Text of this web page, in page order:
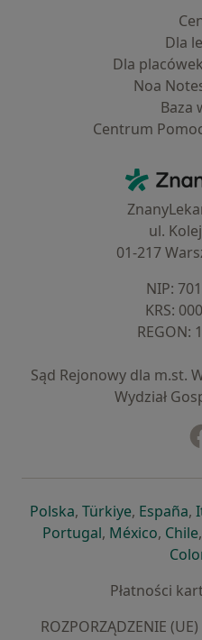
Dla
Dla
Noa
Baza
Centrum
ul.
01-217
NIP:
KRS:
REGON:
Sąd Rejonowy dla m.st.
Wydział
Polskaotwiera się w
, Türkiyeotwiera
, España,
Portugalotwiera się w
, México, Chile,
Płatności
ROZPORZĄDZENIE